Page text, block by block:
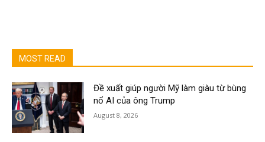
MOST READ
Đề xuất giúp người Mỹ làm giàu từ bùng
nổ AI của ông Trump
August 8, 2026